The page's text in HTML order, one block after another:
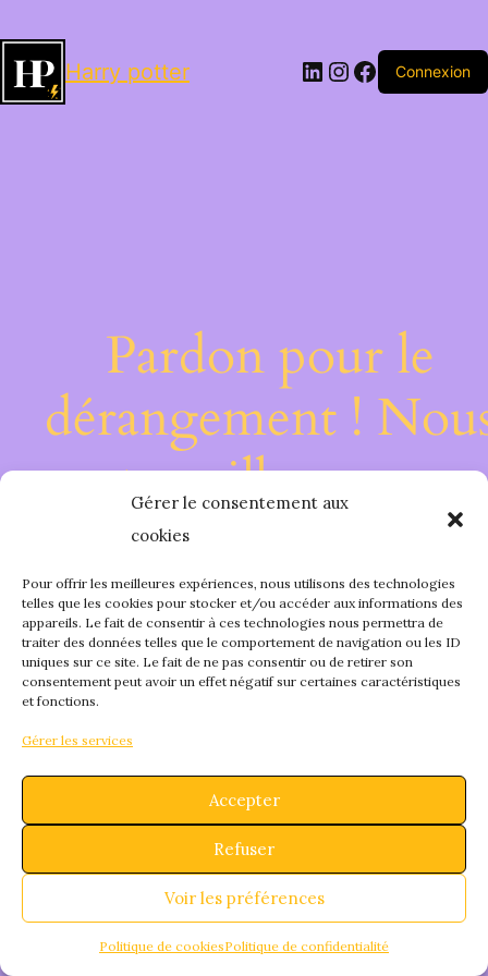
Gérer le consentement aux
cookies
Pour offrir les meilleures expériences, nous utilisons des technologies
telles que les cookies pour stocker et/ou accéder aux informations des
appareils. Le fait de consentir à ces technologies nous permettra de
traiter des données telles que le comportement de navigation ou les ID
uniques sur ce site. Le fait de ne pas consentir ou de retirer son
consentement peut avoir un effet négatif sur certaines caractéristiques
et fonctions.
Gérer les services
Accepter
Refuser
Voir les préférences
Politique de cookiesPolitique de confidentialité
Harry potter LinkedIn
Instagram
Facebook
Connexion
Pardon pour le
dérangement !
travaillons sur
quelque chose de
fantastique –
bientôt !